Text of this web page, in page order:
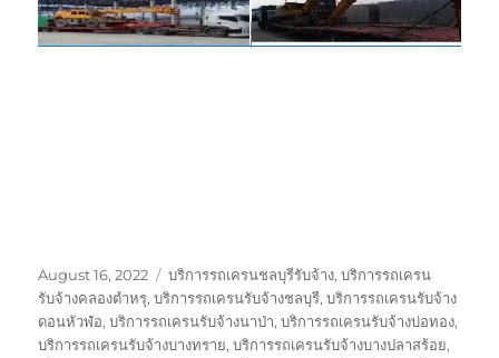
Posted
on
August 16, 2022 Tags
บริการรถเครนชลบุรีรับจ้าง,บริการรถเครน
รับจ้างคลองตำหรุ,บริการรถเครนรับจ้างชลบุรี,บริการรถเครนรับจ้าง
ดอนหัวฬ่อ,บริการรถเครนรับจ้างนาป่า,บริการรถเครนรับจ้างบ่อทอง,
บริการรถเครนรับจ้างบางทราย,บริการรถเครนรับจ้างบางปลาสร้อย,